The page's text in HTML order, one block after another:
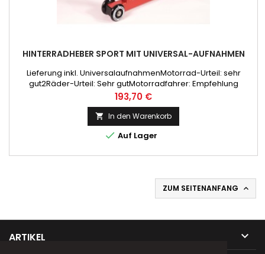
HINTERRADHEBER SPORT MIT UNIVERSAL-AUFNAHMEN
Lieferung inkl. UniversalaufnahmenMotorrad-Urteil: sehr
gut2Räder-Urteil: Sehr gutMotorradfahrer: Empfehlung
Preis
193,70 €
 In den Warenkorb
 Auf Lager
ZUM SEITENANFANG 
ARTIKEL 